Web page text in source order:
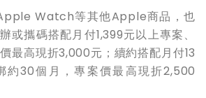
Watch等其他Apple商品，也
或攜碼搭配月付1,399元以上專案、
最高現折3,000元；續約搭配月付13
約30個月，專案價最高現折2,500